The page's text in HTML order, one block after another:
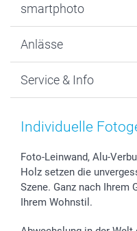
Fotogeschenke
MyNameBook
Fotoabzüge, Fotos als
Zubehör & Material
Foto-Kalender & Agenden
Sticker & Etiketten
Geschenk-Gutscheine
smartphoto
Warum smartphoto
Datenschutz
AGB
Presse
Partnerprogramme
Investor Relations
B2B smartbusiness
Widerrufsrecht
Anlässe
Neujahr
Muttertag
Kommunion &
Hochzeit
Geburtstag
Geburt
Zu allen Anlässen
Service & Info
Preise und Versandkosten
48h Lieferung
Zahlungsmöglichkeiten
Anmelden /Registrieren
Sitemap
Status der Bestellung
Individuelle
Foto-Leinwand, Alu-
Holz setzen die
Szene. Ganz nach Ihrem
Ihrem Wohnstil.